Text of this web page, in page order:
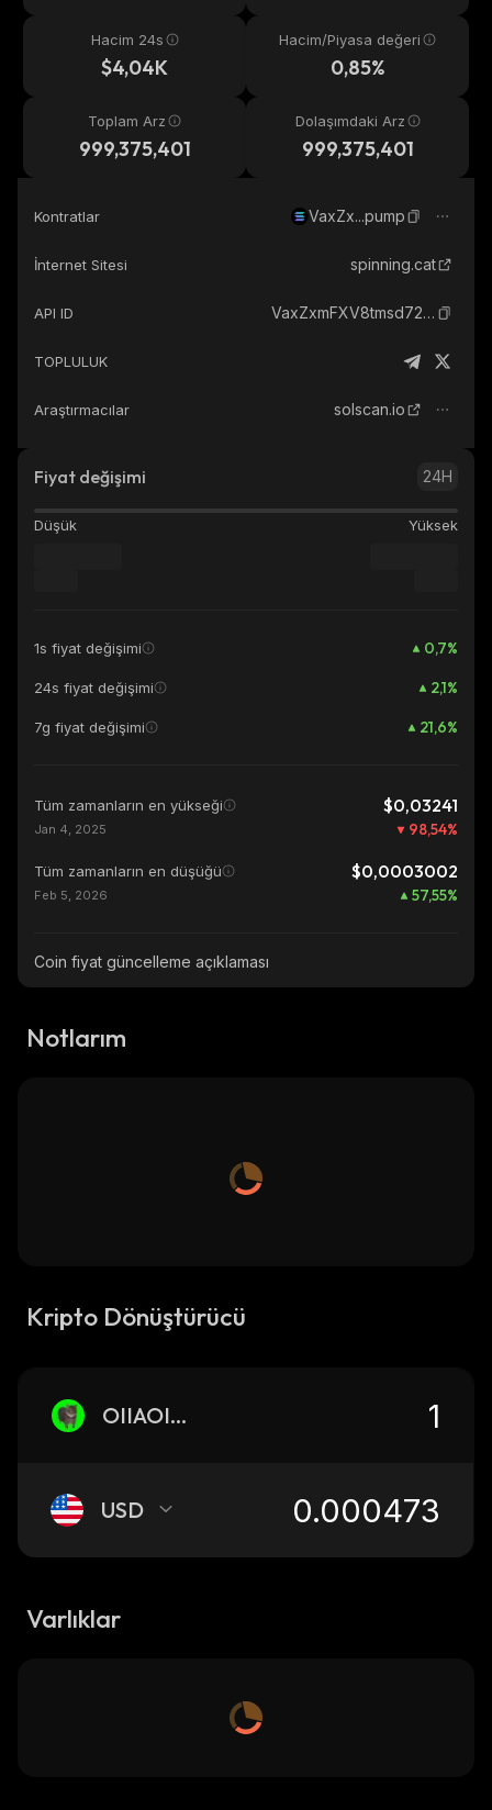
Hacim 24s
$4,04K
Hacim/Piyasa değeri
0,85%
Toplam Arz
999,375,401
Dolaşımdaki Arz
999,375,401
Kontratlar VaxZx...pump
İnternet Sitesi spinning.cat
API ID VaxZxmFXV8tmsd72hUn22ex6GFzZ5uq9DVJ5wA5pump_solana
TOPLULUK
Araştırmacılar solscan.io
Fiyat değişimi 24H
Düşük Yüksek
1s fiyat değişimi 0,7%
24s fiyat değişimi 2,1%
7g fiyat değişimi 21,6%
Tüm zamanların en yükseği $0,03241
Jan 4, 2025 98,54%
Tüm zamanların en düşüğü $0,0003002
Feb 5, 2026 57,55%
Coin fiyat güncelleme açıklaması
Notlarım
Kripto Dönüştürücü
OIIAOIIA
USD
Varlıklar